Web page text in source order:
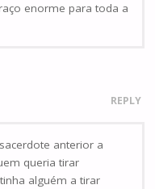
enorme para toda a
REPLY
anterior a
queria tirar
alguém a tirar